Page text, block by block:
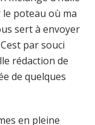
le poteau où ma
sert à envoyer
par souci
rédaction de
de quelques
en pleine